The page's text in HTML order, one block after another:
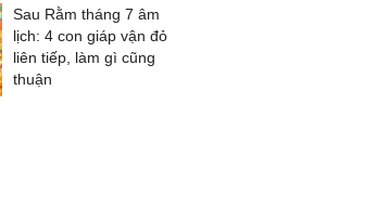
Sau Rằm tháng 7 âm
lịch: 4 con giáp vận đỏ
liên tiếp, làm gì cũng
thuận